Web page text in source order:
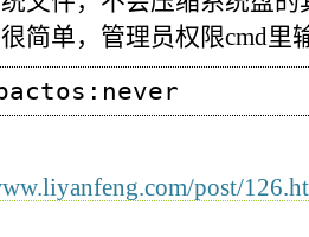
简单，管理员权限cmd里
post/